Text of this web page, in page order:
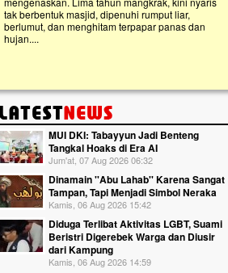
MUI DKI: Tabayyun Jadi Benteng
Tangkal Hoaks di Era AI
Jum'at, 07 Aug 2026 06:32
Dinamain ''Abu Lahab'' Karena Sangat
Tampan, Tapi Menjadi Simbol Neraka
Kamis, 06 Aug 2026 15:42
Diduga Terlibat Aktivitas LGBT, Suami
Beristri Digerebek Warga dan Diusir
dari Kampung
Kamis, 06 Aug 2026 14:59